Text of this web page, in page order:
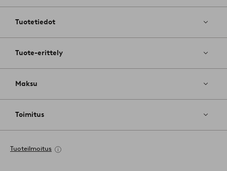
Tuotetiedot
Tuote-erittely
Maksu
Toimitus
Tuoteilmoitus